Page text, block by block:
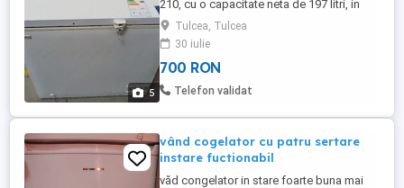
5
210, cu o capacitate neta de 197 litri, in
perfecta stare de functionare, dimensiuni
aproximative 89 x 84 x 59 cm( lungime x
inaltime x adancime), greutate
aproximativa 45 kg. Are cos metalic in
interior, incuietoare cu doua chei, racleta si
Tulcea, Tulcea
30 iulie
700 RON
Telefon validat
vând cogelator cu patru sertare
instare fuctionabil
văd congelator in stare foarte buna mai